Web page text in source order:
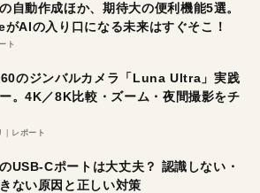
自動作成ほか、期待大の便利機能5選。
AIの入り口になる未来はすぐそこ！
ト
のジンバルカメラ「Luna Ultra」実践
。4K／8K比較・ズーム・夜間撮影をチ
レポート
USB-Cポートは大丈夫？ 認識しない・
ない原因と正しい対策